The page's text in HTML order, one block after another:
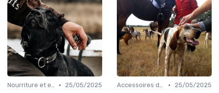
Nourriture et eau en déplacement •
25/05/2025
Accessoires de transport •
25/05/2025